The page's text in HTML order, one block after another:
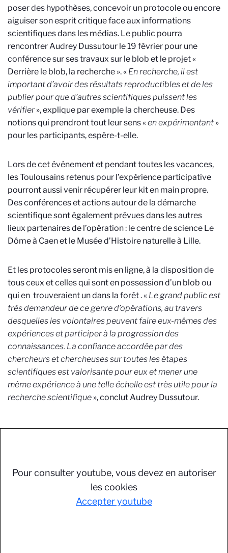
poser des hypothèses, concevoir un protocole ou encore
aiguiser son esprit critique face aux informations
scientifiques dans les médias. Le public pourra
rencontrer Audrey Dussutour le 19 février pour une
conférence sur ses travaux sur le blob et le projet «
Derrière le blob, la recherche ». « En recherche, il est
important d’avoir des résultats reproductibles et de les
publier pour que d’autres scientifiques puissent les
vérifier », explique par exemple la chercheuse. Des
notions qui prendront tout leur sens «en expérimentant »
pour les participants, espère-t-elle.
Lors de cet événement et pendant toutes les vacances,
les Toulousains retenus pour l’expérience participative
pourront aussi venir récupérer leur kit en main propre.
Des conférences et actions autour de la démarche
scientifique sont également prévues dans les autres
lieux partenaires de l’opération : le centre de science Le
Dôme à Caen et le Musée d’Histoire naturelle à Lille.
Et les protocoles seront mis en ligne, à la disposition de
tous ceux et celles qui sont en possession d’un blob ou
qui en trouveraient un dans la forêt . « Le grand public est
très demandeur de ce genre d’opérations, au travers
desquelles les volontaires peuvent faire eux-mêmes des
expériences et participer à la progression des
connaissances. La confiance accordée par des
chercheurs et chercheuses sur toutes les étapes
scientifiques est valorisante pour eux et mener une
même expérience à une telle échelle est très utile pour la
recherchescientifique », conclut Audrey Dussutour.
Pour consulter youtube, vous devez en autoriser
les cookies
Accepter youtube